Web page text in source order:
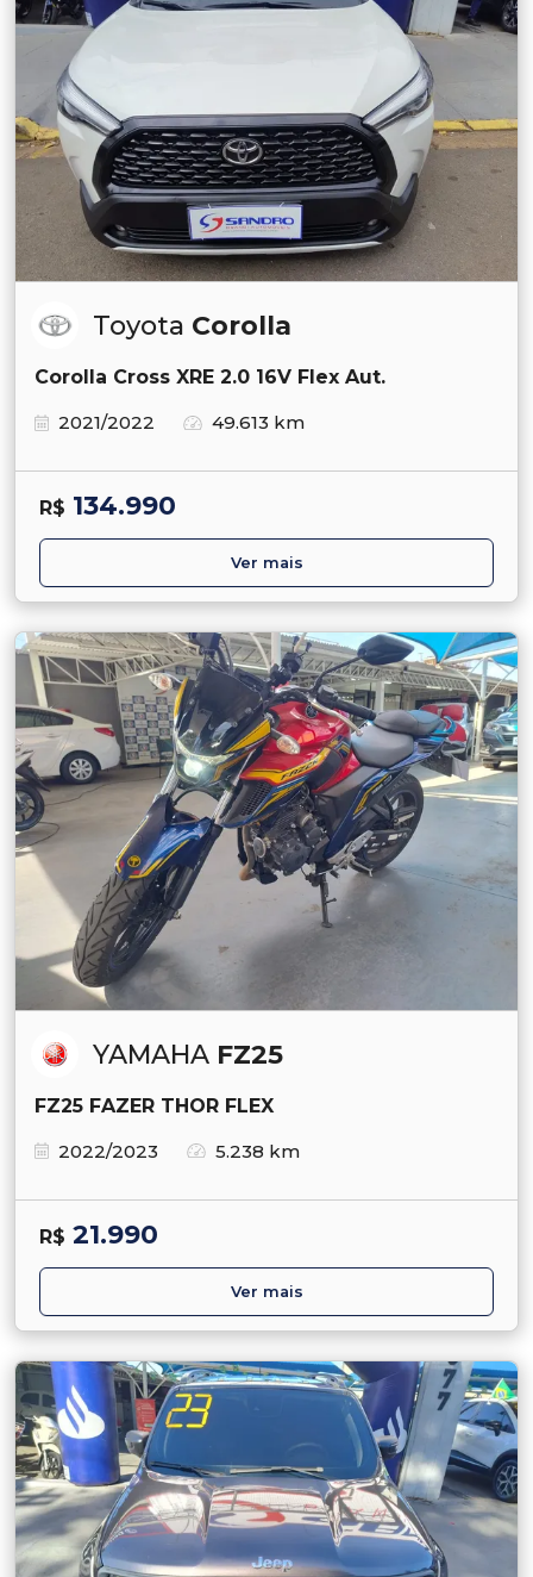
Toyota Corolla
Corolla Cross XRE 2.0 16V Flex Aut.
2021/2022
49.613 km
R$ 134.990
Ver mais
YAMAHA FZ25
FZ25 FAZER THOR FLEX
2022/2023
5.238 km
R$ 21.990
Ver mais